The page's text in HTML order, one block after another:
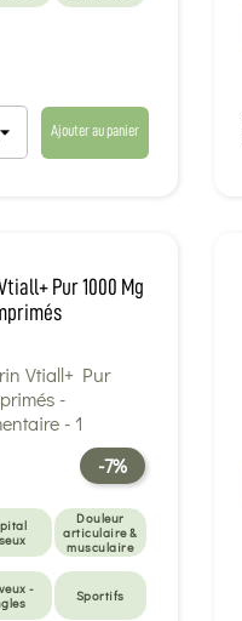
Ajouter au panier
Pur 1000 Mg
-7%
Douleur
articulaire &
musculaire
-
Sportifs